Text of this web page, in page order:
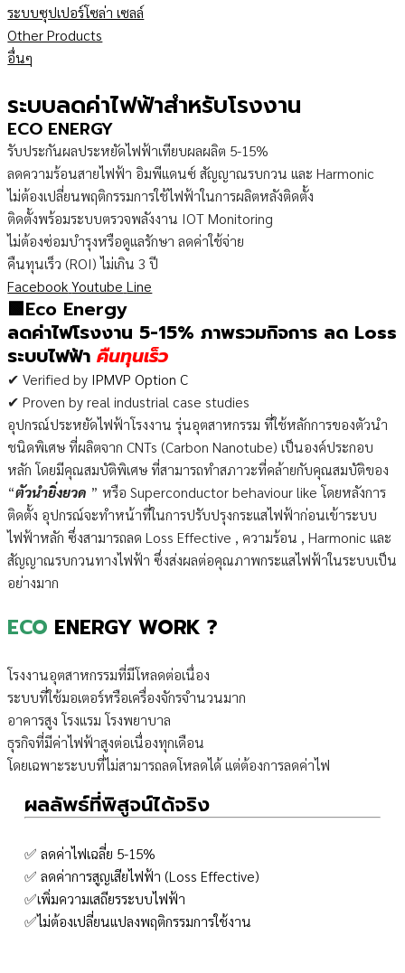
ระบบซุปเปอร์โซล่า เซลล์
Other Products
อื่นๆ
ระบบลดค่าไฟฟ้าสำหรับโรงงาน
ECO ENERGY
รับประกันผลประหยัดไฟฟ้าเทียบผลผลิต 5-15%
ลดความร้อนสายไฟฟ้า อิมพีแดนซ์ สัญญาณรบกวน และ Harmonic
ไม่ต้องเปลี่ยนพฤติกรรมการใช้ไฟฟ้าในการผลิตหลังติดตั้ง
ติดตั้งพร้อมระบบตรวจพลังงาน IOT Monitoring
ไม่ต้องซ่อมบำรุงหรือดูแลรักษา ลดค่าใช้จ่าย
คืนทุนเร็ว (ROI) ไม่เกิน 3 ปี
Facebook Youtube Line
🟩Eco Energy
ลดค่าไฟโรงงาน 5-15% ภาพรวมกิจการ ลด Loss
ระบบไฟฟ้าคืนทุนเร็ว
✔ Verified by IPMVP Option C
✔ Proven by real industrial case studies
อุปกรณ์ประหยัดไฟฟ้าโรงงาน รุ่นอุตสาหกรรม ที่ใช้หลักการของตัวนำ
ชนิดพิเศษ ที่ผลิตจาก CNTs (Carbon Nanotube) เป็นองค์ประกอบ
หลัก โดยมีคุณสมบัติพิเศษ ที่สามารถทำสภาวะที่คล้ายกับคุณสมบัติของ
“ตัวนำยิ่งยวด ” หรือ Superconductor behaviour like โดยหลังการ
ติดตั้ง อุปกรณ์จะทำหน้าที่ในการปรับปรุงกระแสไฟฟ้าก่อนเข้าระบบ
ไฟฟ้าหลัก ซึ่งสามารถลด Loss Effective , ความร้อน , Harmonic และ
สัญญาณรบกวนทางไฟฟ้า ซึ่งส่งผลต่อคุณภาพกระแสไฟฟ้าในระบบเป็น
อย่างมาก
ECO ENERGY WORK ?
โรงงานอุตสาหกรรมที่มีโหลดต่อเนื่อง
ระบบที่ใช้มอเตอร์หรือเครื่องจักรจำนวนมาก
อาคารสูง โรงแรม โรงพยาบาล
ธุรกิจที่มีค่าไฟฟ้าสูงต่อเนื่องทุกเดือน
โดยเฉพาะระบบที่ไม่สามารถลดโหลดได้ แต่ต้องการลดค่าไฟ
ผลลัพธ์ที่พิสูจน์ได้จริง
✅ ลดค่าไฟเฉลี่ย 5-15%
✅ ลดค่าการสูญเสียไฟฟ้า (Loss Effective)
✅เพิ่มความเสถียรระบบไฟฟ้า
✅ไม่ต้องเปลี่ยนแปลงพฤติกรรมการใช้งาน